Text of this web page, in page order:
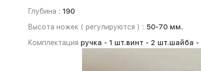
Глубина : 190
Высота ножек ( регулируются ) : 50-70 мм.
Комплектация ручка - 1 шт.винт - 2 шт.шайба -